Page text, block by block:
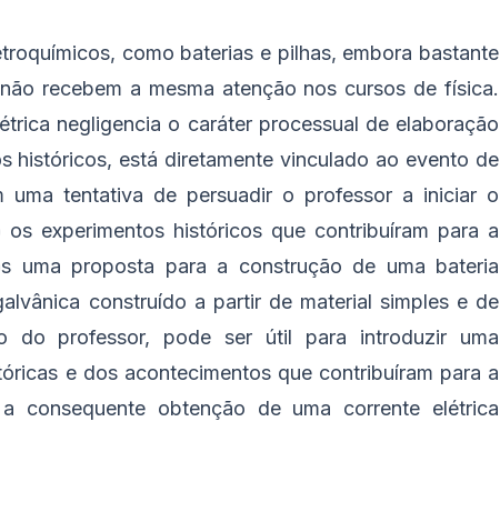
como baterias e pilhas, embora bastante
recebem a mesma atenção nos cursos de física.
negligencia o caráter processual de elaboração
históricos, está diretamente vinculado ao evento de
uma tentativa de persuadir o professor a iniciar o
experimentos históricos que contribuíram para a
uma proposta para a construção de uma bateria
construído a partir de material simples e de
do professor, pode ser útil para introduzir uma
e dos acontecimentos que contribuíram para a
consequente obtenção de uma corrente elétrica